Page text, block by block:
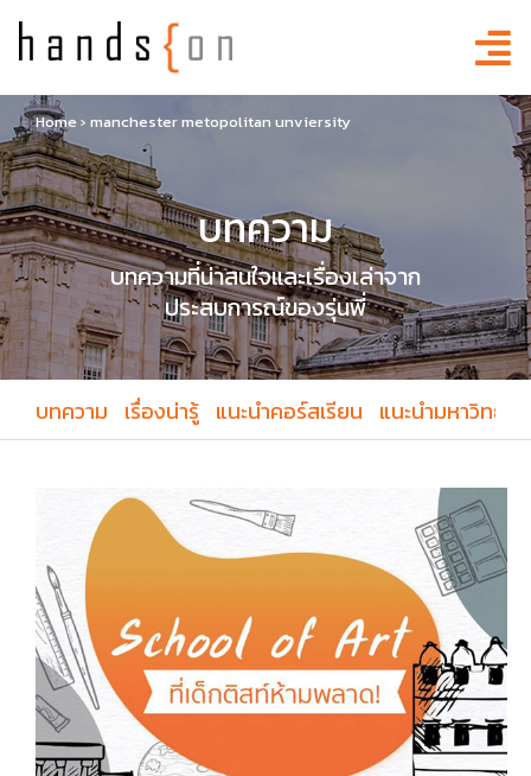
Home › manchester metopolitan unviersity
บทความ
บทความที่น่าสนใจและเรื่องเล่าจาก
ประสบการณ์ของรุ่นพี่
บทความ เรื่องน่ารู้ แนะนำคอร์สเรียน แนะนำมหาวิทยา